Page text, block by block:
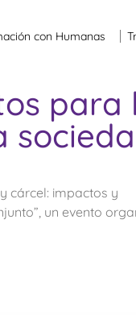
con Humanas
para
cárcel: impactos y
un evento